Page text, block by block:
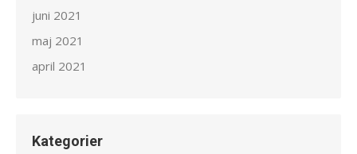
juni 2021
maj 2021
april 2021
Kategorier